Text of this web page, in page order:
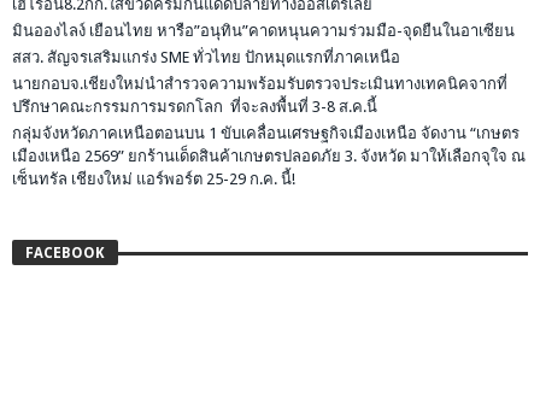
เฮโรอีน8.2กก.ใส่ขวดครีมกันแดดปลายทางออสเตรเลีย
มินอองไลง์ เยือนไทย หารือ”อนุทิน”คาดหนุนความร่วมมือ-จุดยืนในอาเซียน
สสว. สัญจรเสริมแกร่ง SME ทั่วไทย ปักหมุดแรกที่ภาคเหนือ
นายกอบจ.เชียงใหม่นำสำรวจความพร้อมรับตรวจประเมินทางเทคนิคจากที่
ปรึกษาคณะกรรมการมรดกโลก ที่จะลงพื้นที่ 3-8 ส.ค.นี้
กลุ่มจังหวัดภาคเหนือตอนบน 1 ขับเคลื่อนเศรษฐกิจเมืองเหนือ จัดงาน “เกษตร
เมืองเหนือ 2569” ยกร้านเด็ดสินค้าเกษตรปลอดภัย 3. จังหวัด มาให้เลือกจุใจ ณ
เซ็นทรัล เชียงใหม่ แอร์พอร์ต 25-29 ก.ค. นี้!
FACEBOOK